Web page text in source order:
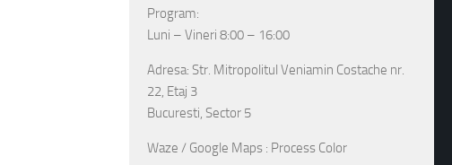
Program:
Luni – Vineri 8:00 – 16:00
Adresa: Str. Mitropolitul Veniamin Costache nr.
22, Etaj 3
Bucuresti, Sector 5
Waze / Google Maps : Process Color